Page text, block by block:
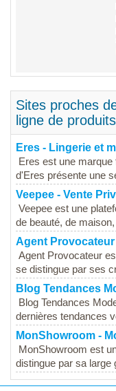
Sites proches
ligne de
Eres - Lingerie et
Eres est une
d'Eres présente une
Veepee - Vente
Veepee est une
de beauté, de
Agent
Agent Provocateur
se distingue par ses
Blog Tendances
Blog Tendances
dernières tendances
MonShowroom -
MonShowroom est
distingue par sa